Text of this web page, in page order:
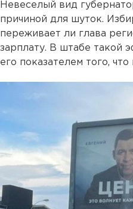
Невеселый вид
причиной для шуток.
переживает ли глава
зарплату. В штабе такой
его показателем того,